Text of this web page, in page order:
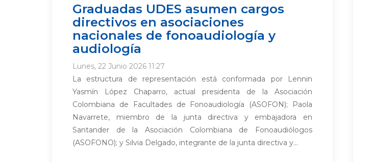
Graduadas UDES asumen cargos
directivos en asociaciones
nacionales de fonoaudiología y
audiología
Lunes, 22 Junio 2026 11:27
La estructura de representación está conformada por Lennin
Yasmín López Chaparro, actual presidenta de la Asociación
Colombiana de Facultades de Fonoaudiología (ASOFON); Paola
Navarrete, miembro de la junta directiva y embajadora en
Santander de la Asociación Colombiana de Fonoaudiólogos
(ASOFONO); y Silvia Delgado, integrante de la junta directiva y...